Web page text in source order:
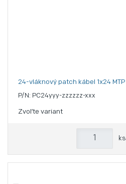
24-vláknový patch kábel 1x24 MTP
P/N: PC24yyy-zzzzzz-xxx
Zvoľte variant
ks